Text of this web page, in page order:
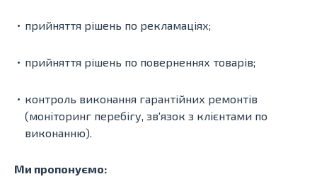
прийняття рішень по рекламаціях;
прийняття рішень по поверненнях товарів;
контроль виконання гарантійних ремонтів
(моніторинг перебігу, зв'язок з клієнтами по
виконанню).
Ми пропонуємо: